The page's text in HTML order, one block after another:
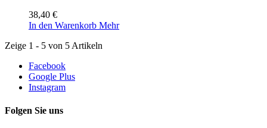
38,40 €
In den Warenkorb Mehr
Zeige 1 - 5 von 5 Artikeln
Facebook
Google Plus
Instagram
Folgen Sie uns